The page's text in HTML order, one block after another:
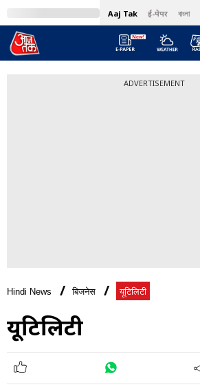
Aaj Tak ई-पेपर বাংলা
ADVERTISEMENT
Hindi News बिजनेस यूटिलिटी
यूटिलिटी